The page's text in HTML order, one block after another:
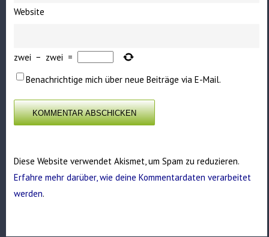
Website
zwei − zwei =
Benachrichtige mich über neue Beiträge via E-Mail.
Diese Website verwendet Akismet, um Spam zu reduzieren.
Erfahre mehr darüber, wie deine Kommentardaten verarbeitet
werden.